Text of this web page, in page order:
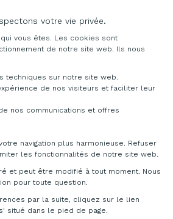
votre vie privée.
du Consentement :
vous êtes. Les cookies sont
de notre site web. Ils nous
techniques sur notre site web.
de nos visiteurs et faciliter leur
nos communications et offres
navigation plus harmonieuse. Refuser
les fonctionnalités de notre site web.
et peut être modifié à tout moment. Nous
pour toute question.
par la suite, cliquez sur le lien
situé dans le pied de page.
Axeptio consent
qu'offre cette
informations
veuillez nous contacter au
sur info@francebureau.com